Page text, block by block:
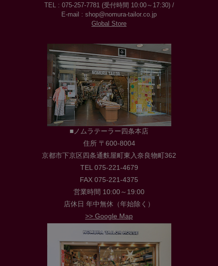
TEL : 075-257-7781 (受付時間 10:00～17:30) /
E-mail : shop@nomura-tailor.co.jp
Global Store
■ノムラテーラー四条本店
住所 〒600-8004
京都市下京区四条通麩屋町東入奈良物町362
TEL 075-221-4679
FAX 075-221-4375
営業時間 10:00～19:00
店休日 年中無休（年始除く）
>> Google Map